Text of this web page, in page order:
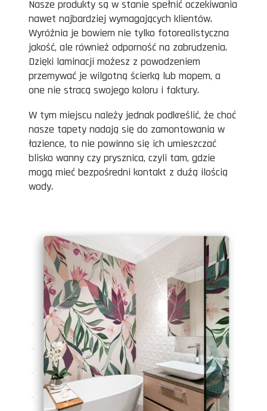
Nasze produkty są w stanie spełnić oczekiwania
nawet najbardziej wymagających klientów.
Wyróżnia je bowiem nie tylko fotorealistyczna
jakość, ale również odporność na zabrudzenia.
Dzięki laminacji możesz z powodzeniem
przemywać je wilgotną ścierką lub mopem, a
one nie stracą swojego koloru i faktury.
W tym miejscu należy jednak podkreślić, że choć
nasze tapety nadają się do zamontowania w
łazience, to nie powinno się ich umieszczać
blisko wanny czy prysznica, czyli tam, gdzie
mogą mieć bezpośredni kontakt z dużą ilością
wody.